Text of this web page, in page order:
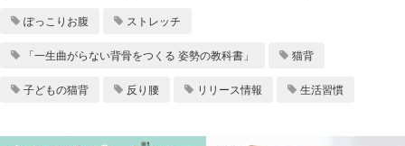
ぽっこりお腹 ストレッチ
「一生曲がらない背骨をつくる 姿勢の教科書」 猫背
子どもの猫背 反り腰 リリース情報 生活習慣